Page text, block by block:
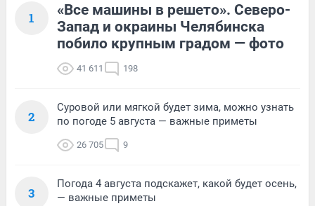
1
«Все машины в решето». Северо-
Запад и окраины Челябинска
побило крупным градом — фото
41 611 198
2
Суровой или мягкой будет зима, можно узнать
по погоде 5 августа — важные приметы
26 705 9
3
Погода 4 августа подскажет, какой будет осень,
— важные приметы